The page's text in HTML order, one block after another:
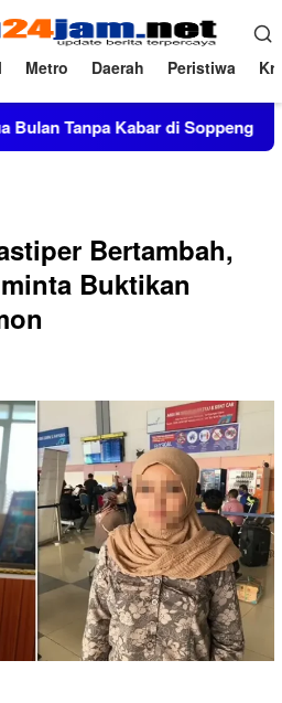
Metro Daerah Peristiwa
Kabar di Soppeng Copot
Bertambah,
Buktikan